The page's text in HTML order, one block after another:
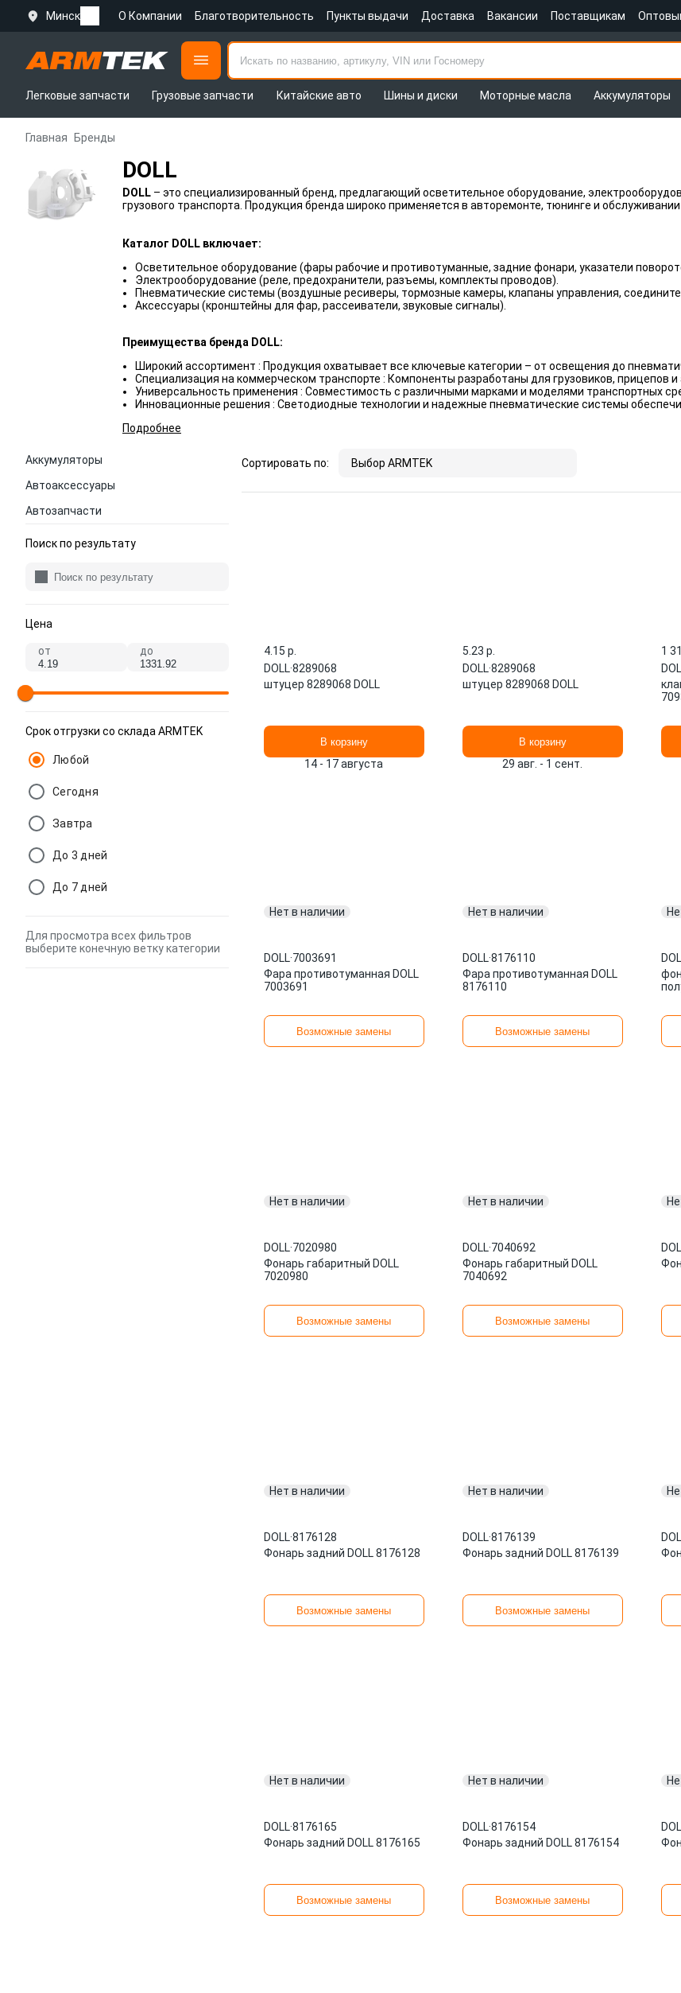
Минск О Компании Благотворительность Пункты выдачи Доставка Вакансии Поставщикам
Легковые запчасти
Грузовые запчасти Китайские авто Шины и диски Моторные масла Аккумуляторы
Главная Бренды
DOLL
DOLL – это специализированный бренд, предлагающий осветительное оборудование,
грузового транспорта. Продукция бренда широко применяется в авторемонте, тюнинге и обслуживании
Каталог DOLL включает:
Осветительное оборудование (фары рабочие и противотуманные, задние фонари, указатели
Электрооборудование (реле, предохранители, разъемы, комплекты проводов).
Пневматические системы (воздушные ресиверы, тормозные камеры, клапаны управления,
Аксессуары (кронштейны для фар, рассеиватели, звуковые сигналы).
Преимущества бренда DOLL:
Широкий ассортимент : Продукция охватывает все ключевые категории – от освещения до
Специализация на коммерческом транспорте : Компоненты разработаны для грузовиков, прицепов и
Универсальность применения : Совместимость с различными марками и моделями транспортных
Инновационные решения : Светодиодные технологии и надежные пневматические системы
Подробнее
Аккумуляторы
Автоаксессуары
Автозапчасти
Поиск по результату
Цена
от до
Срок отгрузки со склада ARMTEK
Любой
Сегодня
Завтра
До 3 дней
До 7 дней
Для просмотра всех фильтров
выберите конечную ветку категории
Сортировать по: Выбор ARMTEK
4.15 p.
DOLL·8289068
штуцер 8289068 DOLL
В корзину
14 - 17 августа
5.23 p.
DOLL·8289068
штуцер 8289068 DOLL
В корзину
29 авг. - 1 сент.
1
Нет в наличии
DOLL·7003691
Фара противотуманная DOLL
7003691
Возможные замены
Нет в наличии
DOLL·8176110
Фара противотуманная DOLL
8176110
Возможные замены
Нет в наличии
DOLL·7020980
Фонарь габаритный DOLL
7020980
Возможные замены
Нет в наличии
DOLL·7040692
Фонарь габаритный DOLL
7040692
Возможные замены
Нет в наличии
DOLL·8176128
Фонарь задний DOLL 8176128
Возможные замены
Нет в наличии
DOLL·8176139
Фонарь задний DOLL 8176139
Возможные замены
Нет в наличии
DOLL·8176165
Фонарь задний DOLL 8176165
Возможные замены
Нет в наличии
DOLL·8176154
Фонарь задний DOLL 8176154
Возможные замены